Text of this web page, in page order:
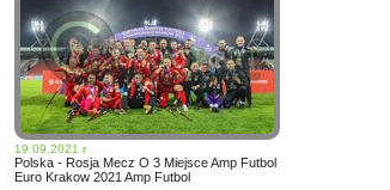
19.09.2021 r
Polska - Rosja Mecz O 3 Miejsce Amp Futbol
Euro Krakow 2021 Amp Futbol